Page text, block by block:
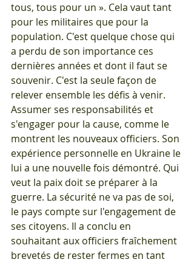
tous, tous pour un ». Cela vaut tant
pour les militaires que pour la
population. C'est quelque chose qui
a perdu de son importance ces
dernières années et dont il faut se
souvenir. C'est la seule façon de
relever ensemble les défis à venir.
Assumer ses responsabilités et
s'engager pour la cause, comme le
montrent les nouveaux officiers. Son
expérience personnelle en Ukraine le
lui a une nouvelle fois démontré. Qui
veut la paix doit se préparer à la
guerre. La sécurité ne va pas de soi,
le pays compte sur l'engagement de
ses citoyens. Il a conclu en
souhaitant aux officiers fraîchement
brevetés de rester fermes en tant